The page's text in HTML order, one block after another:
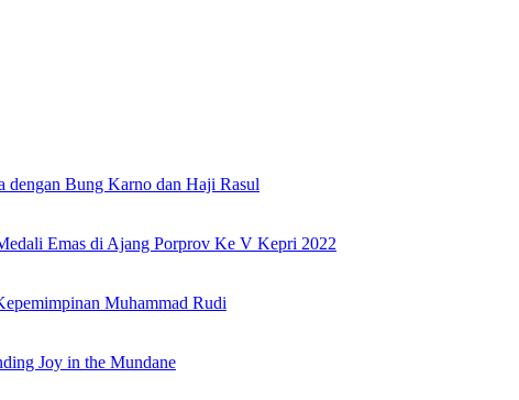
Bung Karno dan Haji Rasul
Emas di Ajang Porprov Ke V Kepri 2022
Muhammad Rudi
Joy in the Mundane